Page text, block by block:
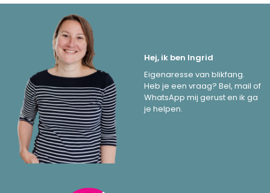
Hej, ik ben Ingrid
Eigenaresse van blikfang.
Heb je een vraag? Bel, mail of
WhatsApp mij gerust en ik ga
je helpen.